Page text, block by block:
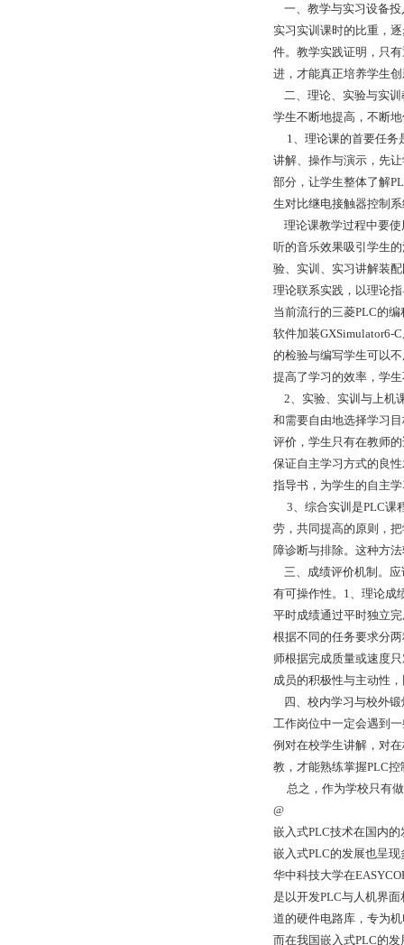
一、教学与实习设备投
实习实训课时的比重，
件。教学实践证明，只
进，才能真正培养学生
二、理论、实验与实训
学生不断地提高，不断
1、理论课的首要任务
讲解、操作与演示，先
部分，让学生整体了解
生对比继电接触器控制
理论课教学过程中要使
听的音乐效果吸引学生
验、实训、实习讲解装
理论联系实践，以理论
当前流行的三菱PLC的
软件加装GXSimulator6-
的检验与编写学生可以
提高了学习的效率，学
2、实验、实训与上机
和需要自由地选择学习
评价，学生只有在教师
保证自主学习方式的良
指导书，为学生的自主
3、综合实训是PLC课
劳，共同提高的原则，
障诊断与排除。这种方
三、成绩评价机制。应
有可操作性。1、理论成
平时成绩通过平时独立
根据不同的任务要求分
师根据完成质量或速度
成员的积极性与主动性
四、校内学习与校外锻
工作岗位中一定会遇到
例对在校学生讲解，对
教，才能熟练掌握PLC
总之，作为学校只有做
@
嵌入式PLC技术在国内的
嵌入式PLC的发展也呈
华中科技大学在
是以开发PLC与人机界
道的硬件电路库，专为
而在我国嵌入式PLC的